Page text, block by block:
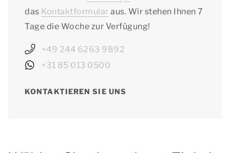
das Kontaktformular aus. Wir stehen Ihnen 7
Tage die Woche zur Verfügung!
+49 244 6263 9892
+31 85 013 0500
KONTAKTIEREN SIE UNS